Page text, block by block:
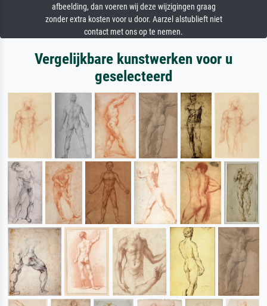
afbeelding, dan voeren wij deze wijzigingen graag
zonder extra kosten voor u door. Aarzel alstublieft niet
contact met ons op te nemen.
Vergelijkbare kunstwerken voor u
geselecteerd